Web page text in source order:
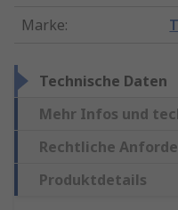
Marke:
Technische Daten
Mehr Infos und
Rechtliche
Produktdetails